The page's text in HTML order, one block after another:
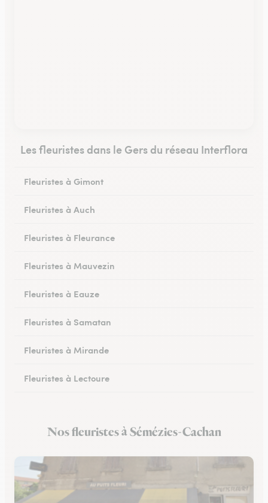
Les fleuristes dans le Gers du réseau Interflora
Fleuristes à Gimont
Fleuristes à Auch
Fleuristes à Fleurance
Fleuristes à Mauvezin
Fleuristes à Eauze
Fleuristes à Samatan
Fleuristes à Mirande
Fleuristes à Lectoure
Fleuristes à Saint-Clar
Nos fleuristes à Sémézies-Cachan